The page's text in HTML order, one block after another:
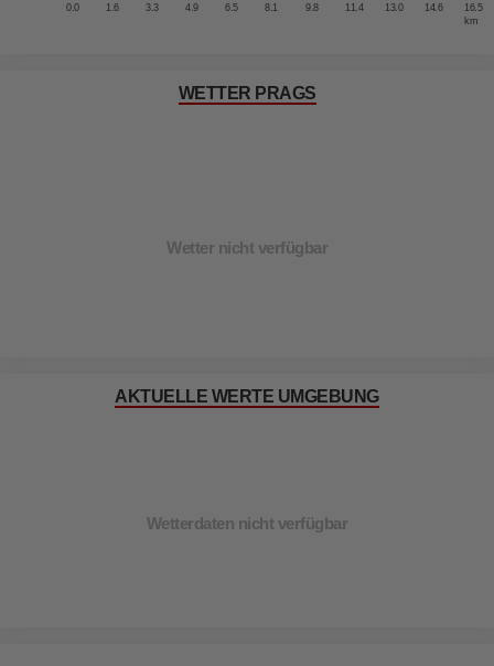
0.0 1.6 3.3 4.9 6.5 8.1 9.8 11.4 13.0 14.6
16.5
km
WETTER PRAGS
Wetter nicht verfügbar
AKTUELLE WERTE UMGEBUNG
Wetterdaten nicht verfügbar